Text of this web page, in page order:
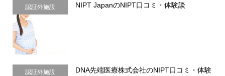
認証外施設 NIPT JapanのNIPT口コミ・体験談
認証外施設
DNA先端医療株式会社のNIPT口コミ・体験